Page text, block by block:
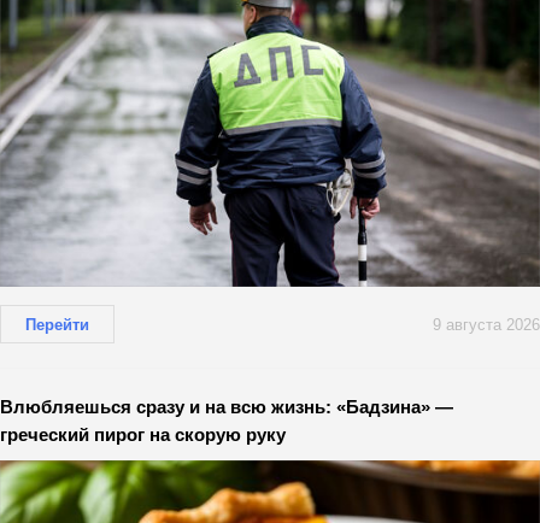
Перейти 9 августа 2026
Влюбляешься сразу и на всю жизнь: «Бадзина» —
греческий пирог на скорую руку